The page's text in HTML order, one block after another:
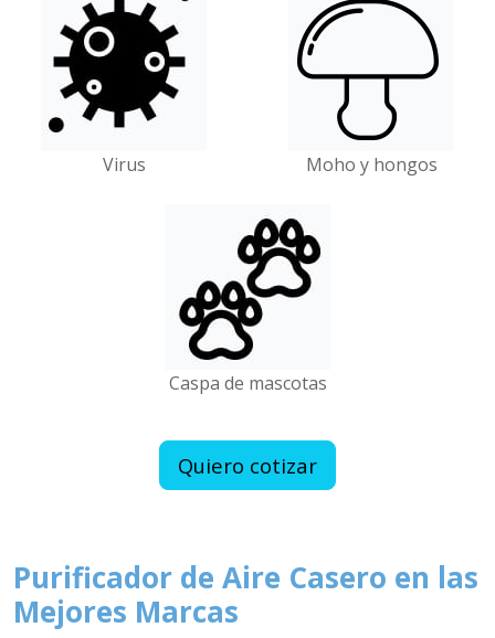
Virus Moho y hongos
Caspa de mascotas
Quiero cotizar
Purificador de Aire Casero en las
Mejores Marcas